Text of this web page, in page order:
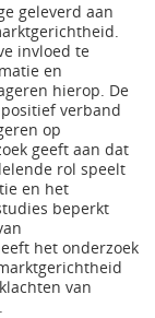
geleverd aan
invloed te
en
hierop. De
verband
op
geeft aan dat
rol speelt
en het
beperkt
het onderzoek
van